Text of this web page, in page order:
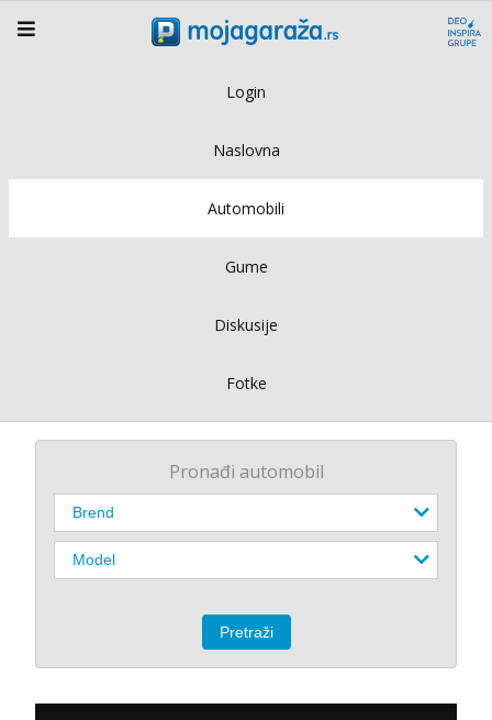
Login
Naslovna
Automobili
Gume
Diskusije
Fotke
Pronađi automobil